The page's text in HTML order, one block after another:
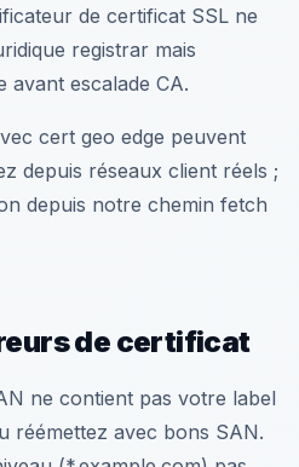
de certificat SSL ne
registrar mais
avant escalade CA.
cert geo edge peuvent
depuis réseaux client réels ;
depuis notre chemin fetch
de certificat
ne contient pas votre label
avec bons SAN.